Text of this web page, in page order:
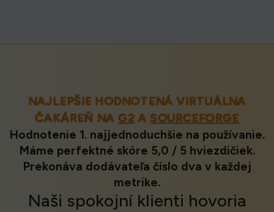
NAJLEPŠIE HODNOTENÁ VIRTUÁLNA
ČAKÁREŇ NA G2 A SOURCEFORGE
Hodnotenie 1. najjednoduchšie na používanie.
Máme perfektné skóre 5,0 / 5 hviezdičiek.
Prekonáva dodávateľa číslo dva v každej
metrike.
Naši spokojní klienti hovoria